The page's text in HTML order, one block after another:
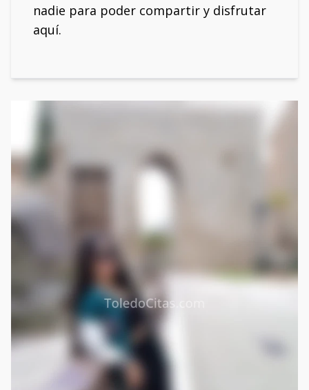
nadie para poder compartir y disfrutar
aquí.